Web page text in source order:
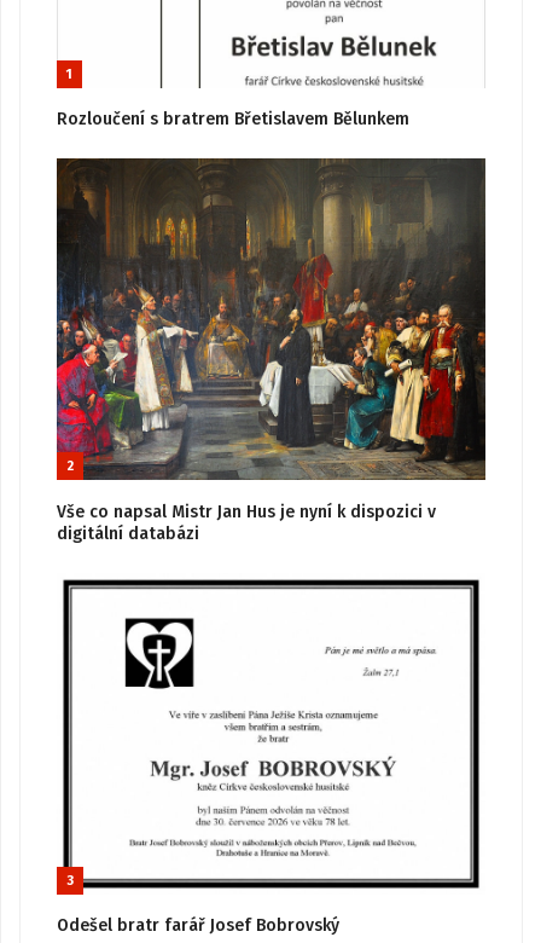
1
Rozloučení s bratrem Břetislavem Bělunkem
2
Vše co napsal Mistr Jan Hus je nyní k dispozici v
digitální databázi
3
Odešel bratr farář Josef Bobrovský